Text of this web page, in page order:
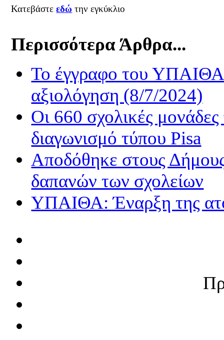
Κατεβάστεεδώ την εγκύκλιο
Περισσότερα Άρθρα...
Το έγγραφο του ΥΠΑΙΘΑ
αξιολόγηση (8/7/2024)
Οι 660 σχολικές
διαγωνισμό τύπου Pisa
Αποδόθηκε στους
δαπανών των σχολείων
ΥΠΑΙΘΑ: Έναρξη της